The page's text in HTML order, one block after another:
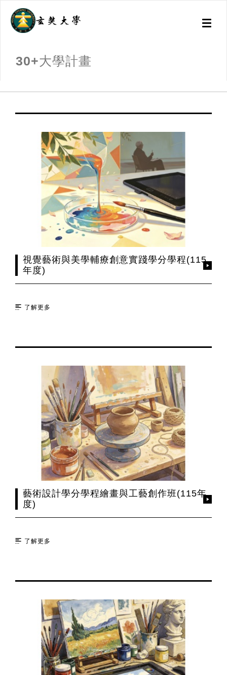
Toggle
30+大學計畫
視覺藝術與美學輔療創意實踐學分學程(115
年度)
了解更多
藝術設計學分學程繪畫與工藝創作班(115年
度)
了解更多